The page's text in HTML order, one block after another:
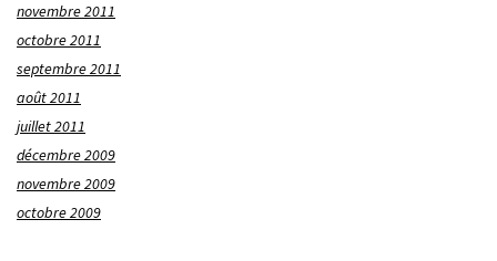
novembre 2011
octobre 2011
septembre 2011
août 2011
juillet 2011
décembre 2009
novembre 2009
octobre 2009